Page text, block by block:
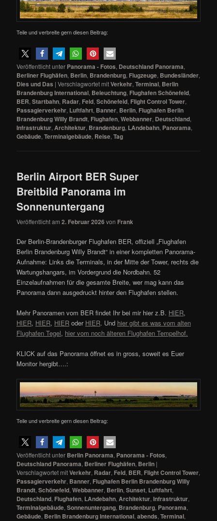
Teile und verbreite gern diesen Beitrag:
Veröffentlicht unter Panorama - Fotos, Deutschland Panorama,
Berliner Flughäfen, Berlin, Brandenburg, Flugzeuge, Bundesländer,
Dies und Das |Verschlagwortet mitVerkehr,Terminal, Berlin
Brandenburg International, Beleuchtung, Flughafen Schönefeld,
BER,Startbahn, Radar, Feld,Schönefeld, Flight Control Tower,
Passagierverkehr, Luftfahrt, Banner, Berlin, Flughafen Berlin
Brandenburg Willy Brandt, Flughafen,Webbanner, Deutschland,
Infrastruktur, Architektur, Brandenburg, LAndebahn, Panorama,
Gebäude,Terminalgebäude, Reise,Tag
Berlin Airport BER Super
Breitbild Panorama im
Sonnenuntergang
Veröffentlicht am2. Februar 2026 von Frank
Der Berlin-Brandenburger Flughafen BER, offiziell „Flughafen
Berlin Brandenburg Willy Brandt“ in einer kompletten Panorama-
Aufnahme: Links die Terminals, in der Mitte der Tower, rechts die
Wartungshangars, im Vordergrund die Nordbahn. 52
Einzelaufnahmen für die gesamte Breite, wer mag kann das
Panorama dann ausgedruckt hinter den Flughafen stellen.
Mehr Panoramen vom BER findet Ihr bei mir hier z.B. HIER,
HIER, HIER, HIER oder HIER. Und hier gibt es was vom alten
Flughafen Tegel, hier vom noch älteren Flughafen Tempelhof.
KLICK auf das Panorama öffnet es in gross, soweit es Euer
Monitor hergibt….:
Teile und verbreite gern diesen Beitrag:
Veröffentlicht unter Berlin Panorama, Panorama - Fotos,
Deutschland Panorama, Berliner Flughäfen, Berlin |
Verschlagwortet mitVerkehr, Radar, Feld, BER, Flight Control Tower,
Passagierverkehr, Banner, Flughafen Berlin Brandenburg Willy
Brandt,Schönefeld,Webbanner, Berlin,Sunset, Luftfahrt,
Deutschland, Flughafen, LAndebahn, Architektur,Infrastruktur,
Terminalgebäude,Sonnenuntergang, Brandenburg, Panorama,
Gebäude, Berlin Brandenburg International,abends,Terminal,